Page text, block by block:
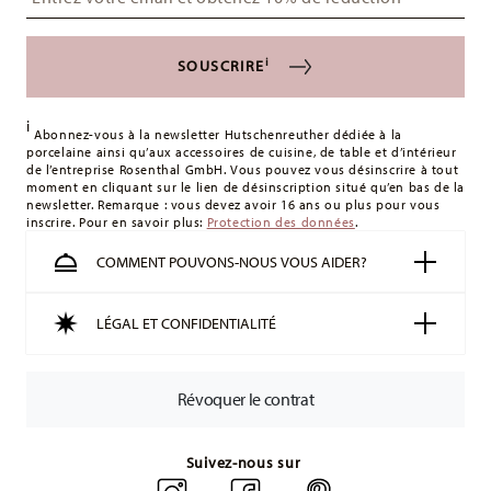
SOUSCRIREi
i Abonnez-vous à la newsletter Hutschenreuther dédiée à la
porcelaine ainsi qu’aux accessoires de cuisine, de table et d’intérieur
de l’entreprise Rosenthal GmbH. Vous pouvez vous désinscrire à tout
moment en cliquant sur le lien de désinscription situé qu’en bas de la
newsletter. Remarque : vous devez avoir 16 ans ou plus pour vous
inscrire. Pour en savoir plus: Protection des données.
COMMENT POUVONS-NOUS VOUS AIDER?
LÉGAL ET CONFIDENTIALITÉ
Révoquer le contrat
Suivez-nous sur